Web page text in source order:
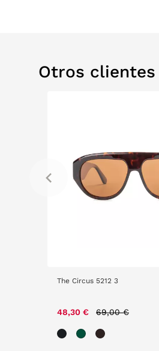
Otros